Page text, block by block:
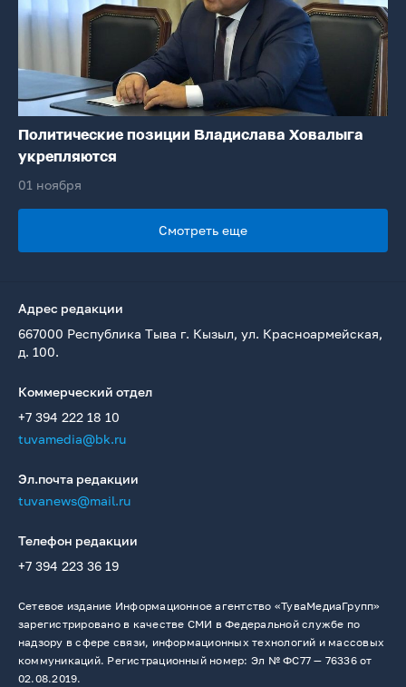
Политические позиции Владислава Ховалыга
укрепляются
01 ноября
Смотреть еще
Адрес редакции
667000 Республика Тыва г. Кызыл, ул. Красноармейская,
д. 100.
Коммерческий отдел
+7 394 222 18 10
tuvamedia@bk.ru
Эл.почта редакции
tuvanews@mail.ru
Телефон редакции
+7 394 223 36 19
Сетевое издание Информационное агентство «ТуваМедиаГрупп»
зарегистрировано в качестве СМИ в Федеральной службе по
надзору в сфере связи, информационных технологий и массовых
коммуникаций. Регистрационный номер: Эл № ФС77 — 76336 от
02.08.2019.